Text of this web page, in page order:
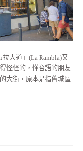
大道」(La Rambla)又
怪怪的，懂台語的朋友
大街，原本是指舊城區